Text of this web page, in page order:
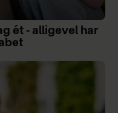
ét - alligevel har